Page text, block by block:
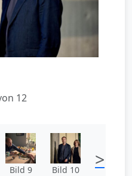
12
Bild 9 Bild 10 >